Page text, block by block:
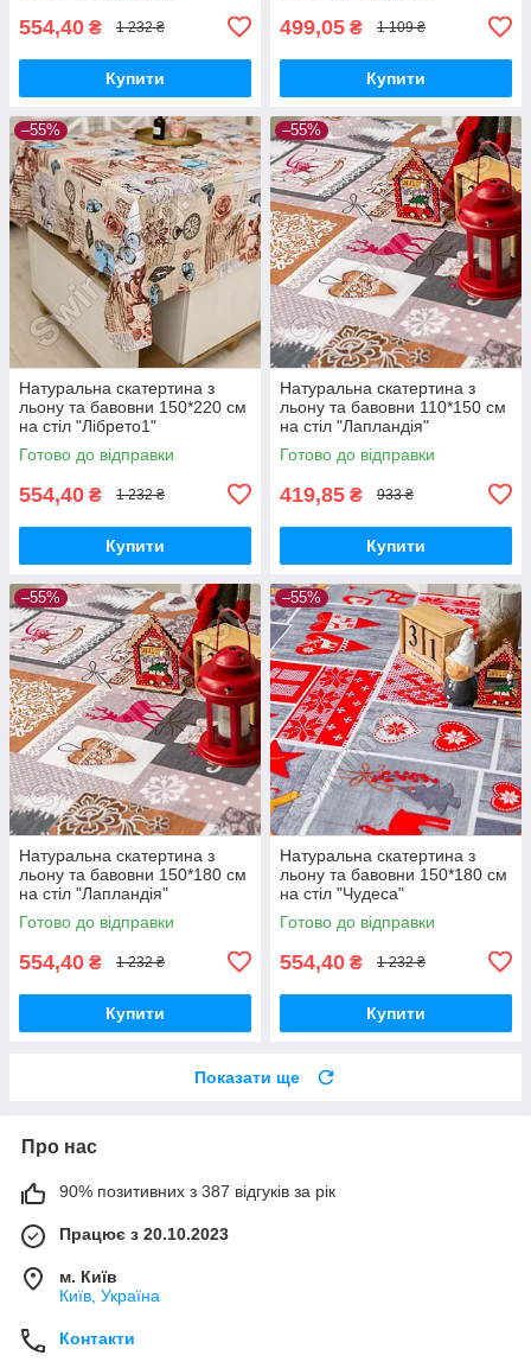
554,40 ₴ 1 232 ₴
Купити
499,05 ₴ 1 109 ₴
Купити
–55%
Натуральна скатертина з
льону та бавовни 150*220 см
на стіл "Лібрето1"
Готово до відправки
554,40 ₴ 1 232 ₴
Купити
–55%
Натуральна скатертина з
льону та бавовни 110*150 см
на стіл "Лапландія"
Готово до відправки
419,85 ₴ 933 ₴
Купити
–55%
Натуральна скатертина з
льону та бавовни 150*180 см
на стіл "Лапландія"
Готово до відправки
554,40 ₴ 1 232 ₴
Купити
–55%
Натуральна скатертина з
льону та бавовни 150*180 см
на стіл "Чудеса"
Готово до відправки
554,40 ₴ 1 232 ₴
Купити
Показати ще
Про нас
90% позитивних з 387 відгуків за рік
Працює з 20.10.2023
м. Київ
Київ, Україна
Контакти